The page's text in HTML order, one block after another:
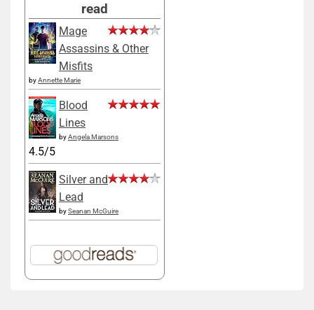
read
Mage
Assassins & Other
Misfits
byAnnette Marie
Blood
Lines
byAngela Marsons
4.5/5
Silver and
Lead
bySeanan McGuire